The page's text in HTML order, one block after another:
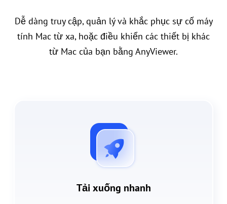
Dễ dàng truy cập, quản lý và khắc phục sự cố máy
tính Mac từ xa, hoặc điều khiển các thiết bị khác
từ Mac của bạn bằng AnyViewer.
Tải xuống nhanh